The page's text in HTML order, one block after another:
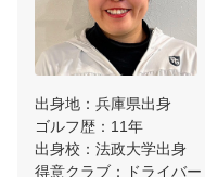
出身地：兵庫県出身
ゴルフ歴：11年
出身校：法政大学出身
得意クラブ：ドライバー